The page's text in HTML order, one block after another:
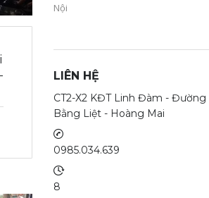
Nội
LIÊN HỆ
CT2-X2 KĐT Linh Đàm - Đường
Bằng Liệt - Hoàng Mai
0985.034.639
8